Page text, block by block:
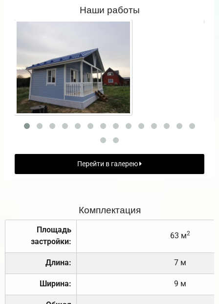
Наши работы
Перейти в галерею
Комплектация
Площадь
застройки:
63 м2
Длина: 7 м
Ширина: 9 м